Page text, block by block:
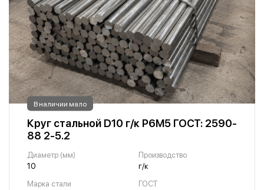
В наличии мало
Круг стальной D10 г/к Р6М5 ГОСТ: 2590-
88 2-5.2
Диаметр (мм)
10
Производство
г/к
Марка стали
ГОСТ